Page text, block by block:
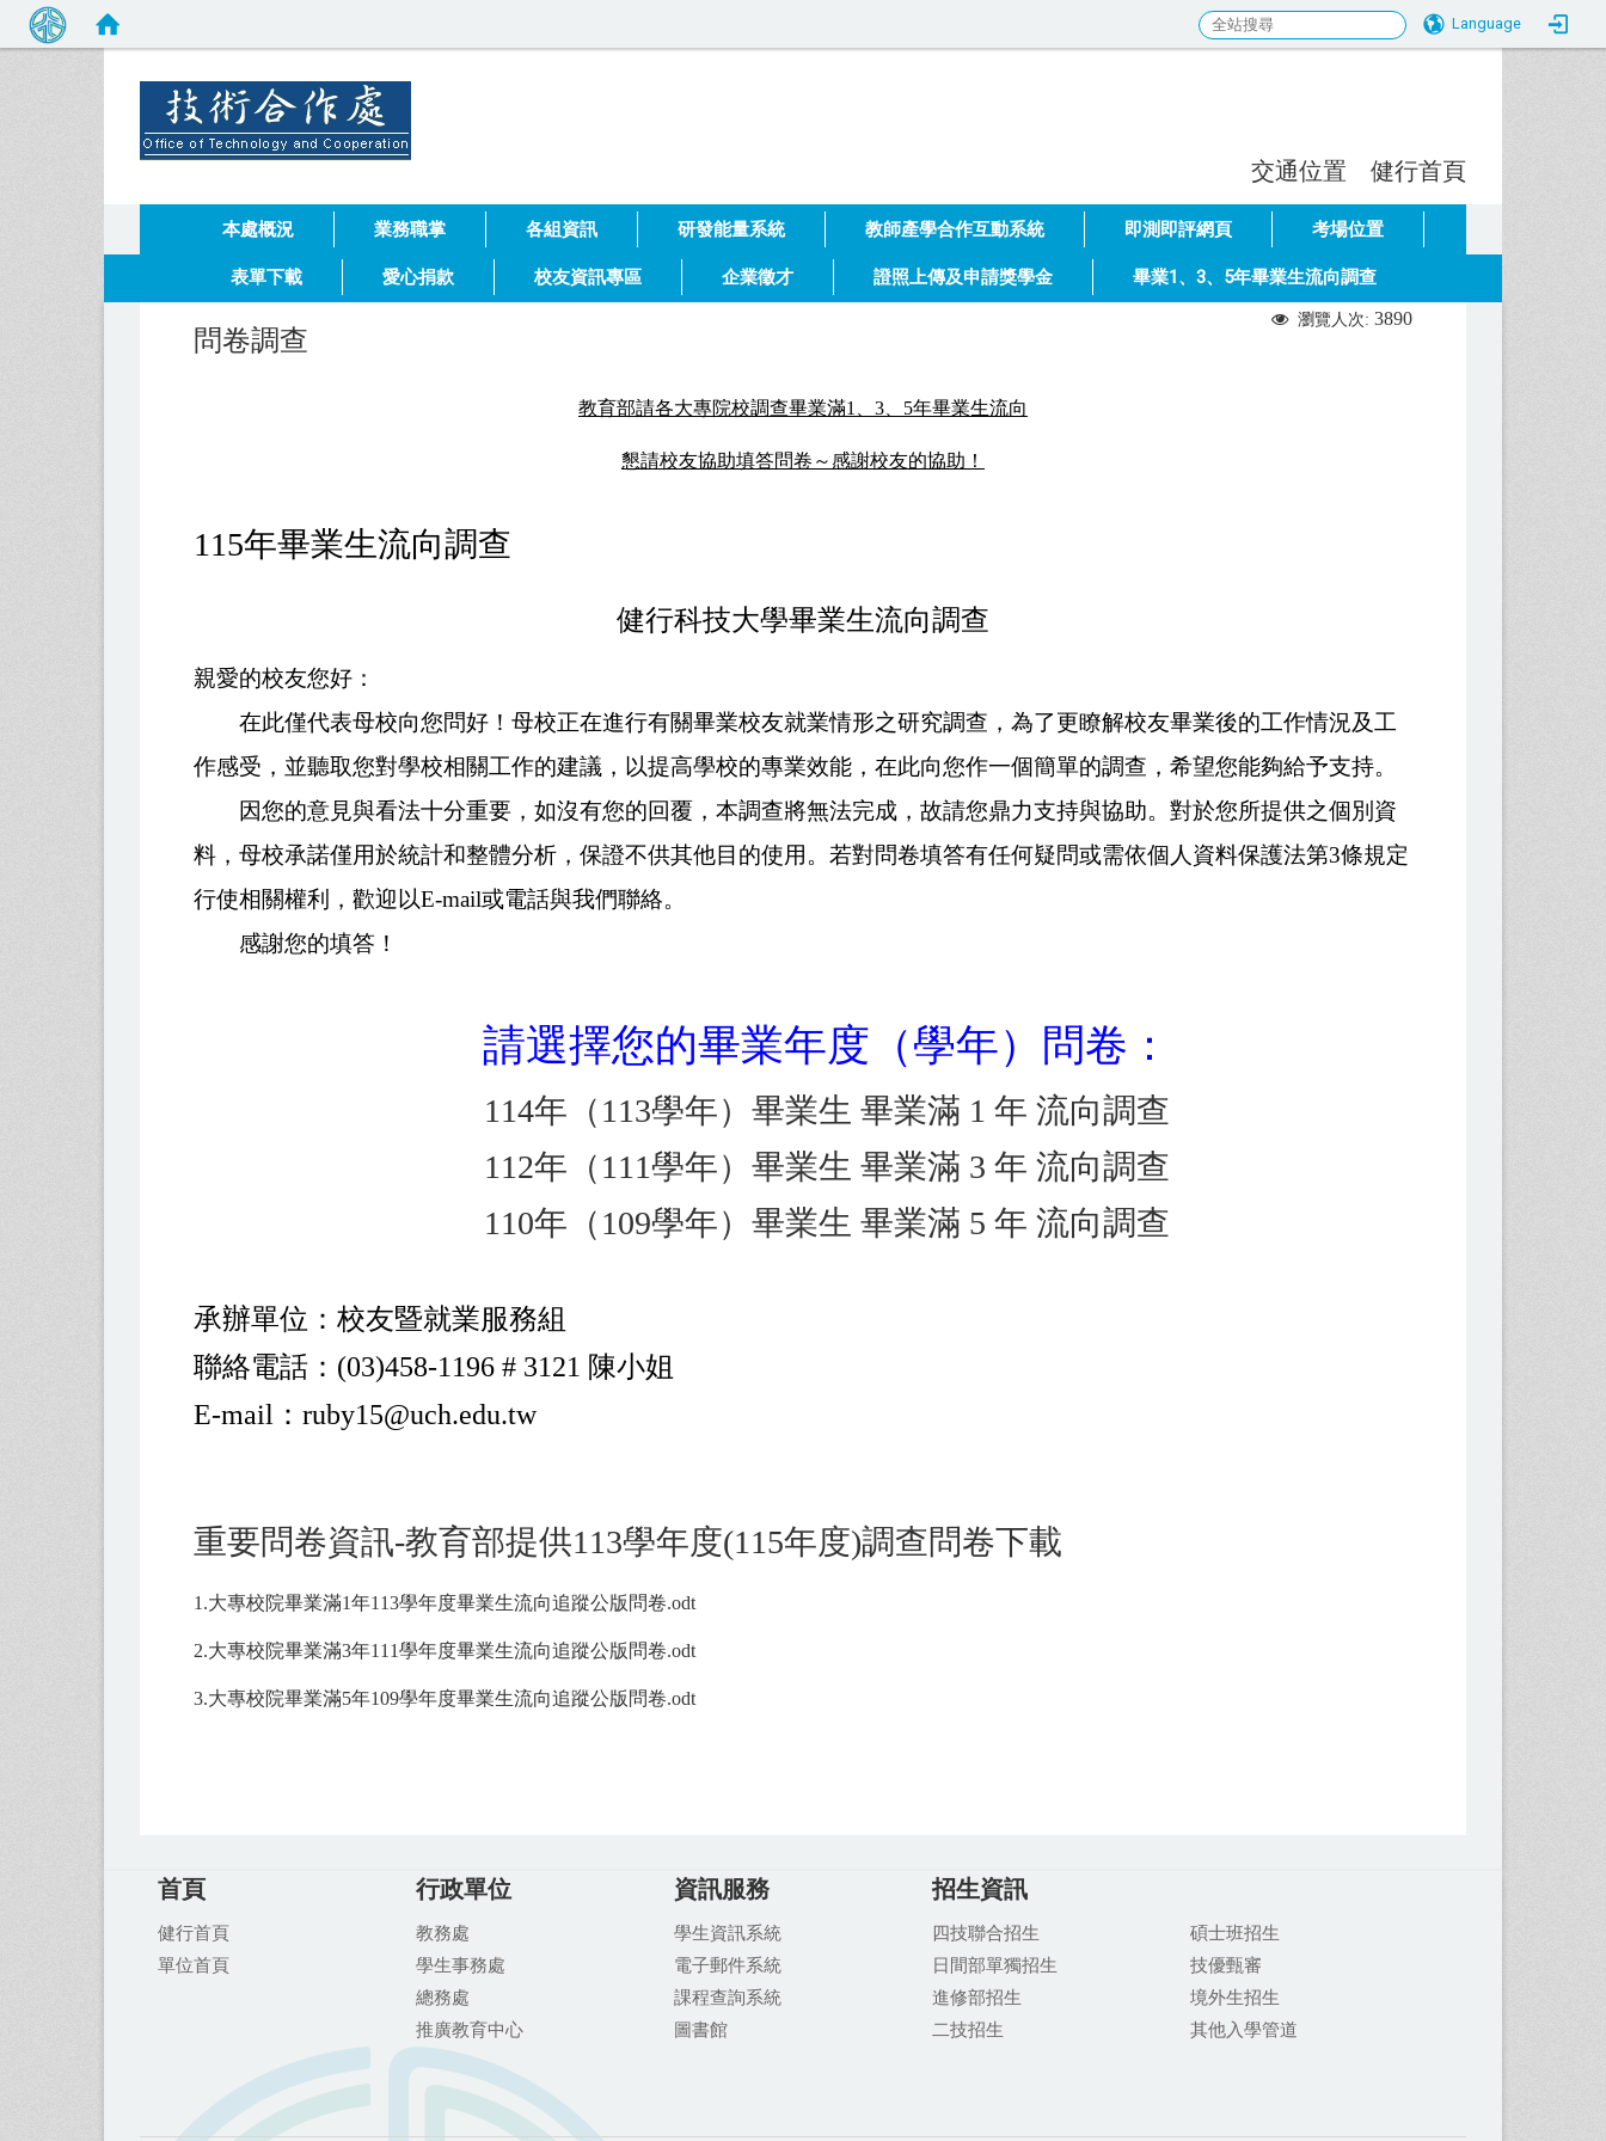
Language
交通位置 健行首頁
本處概況 業務職掌 各組資訊 研發能量系統 教師產學合作互動系統 即測即評網頁 考場位置
表單下載 愛心捐款 校友資訊專區 企業徵才 證照上傳及申請獎學金 畢業1、3、5年畢業生流向調查
瀏覽人次: 3890
問卷調查
教育部請各大專院校調查畢業滿1、 3 、5年畢業生流向
懇請校友協助填答問卷～感謝校友的協助！
115年畢業生流向調查
健行科技大學畢業生流向調查
親愛的校友您好：
在此僅代表母校向您問好！母校正在進行有關畢業校友就業情形之研究調查，為了更瞭解校友畢業後的工作情況及工
作感受，並聽取您對學校相關工作的建議，以提高學校的專業效能，在此向您作一個簡單的調查，希望您能夠給予支持。
因您的意見與看法十分重要，如沒有您的回覆，本調查將無法完成，故請您鼎力支持與協助。對於您所提供之個別資
料，母校承諾僅用於統計和整體分析，保證不供其他目的使用。若對問卷填答有任何疑問或需依個人資料保護法第3條規定
行使相關權利，歡迎以E-mail或電話與我們聯絡。
感謝您的填答！
請選擇您的畢業年度（學年）問卷：
114年（113學年）畢業生 畢業滿 1 年 流向調查
112年（111學年）畢業生 畢業滿 3 年 流向調查
110年（109學年）畢業生 畢業滿 5 年 流向調查
承辦單位：校友暨就業服務組
​聯絡電話：(03)458-1196 # 3121 陳小姐
E-mail：ruby15@uch.edu.tw
重要問卷資訊-教育部提供113學年度(115年度)調查問卷下載
1.大專校院畢業滿1年113學年度畢業生流向追蹤公版問卷.odt
2.大專校院畢業滿3年111學年度畢業生流向追蹤公版問卷.odt
3.大專校院畢業滿5年109學年度畢業生流向追蹤公版問卷.odt
首頁
健行首頁
單位首頁
行政單位
教務處
學生事務處
總務處
推廣教育中心
資訊服務
學生資訊系統
電子郵件系統
課程查詢系統
圖書館
招生資訊
四技聯合招生
日間部單獨招生
進修部招生
二技招生
碩士班招生
技優甄審
境外生招生
其他入學管道